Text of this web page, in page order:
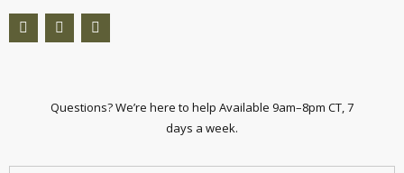
Questions? We’re here to help Available 9am–8pm CT, 7
days a week.